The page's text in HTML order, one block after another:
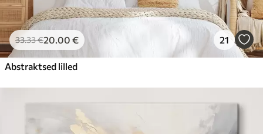
33.33€20.00 € 21
Abstraktsed lilled